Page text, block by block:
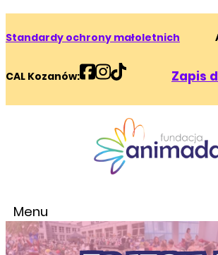
Standardy ochrony małoletnich
CAL Kozanów: Zapis
Menu